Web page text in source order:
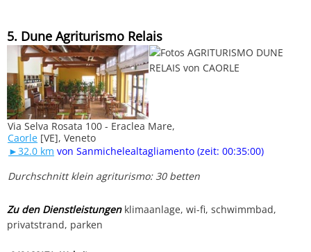
5. Dune Agriturismo Relais
Via Selva Rosata 100 - Eraclea Mare,
Caorle [VE], Veneto
►32.0 km von Sanmichelealtagliamento (zeit: 00:35:00)
Durchschnitt klein agriturismo: 30 betten
Zu den Dienstleistungenklimaanlage, wi-fi, schwimmbad,
privatstrand, parken